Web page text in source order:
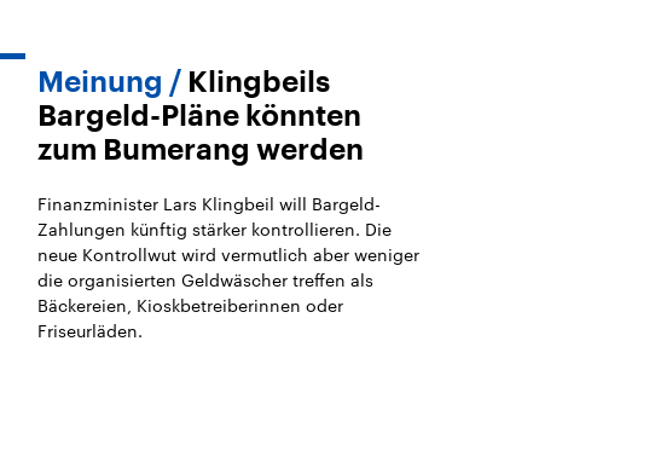
Meinung
Klingbeils
Bargeld-Pläne könnten
zum Bumerang werden
Finanzminister Lars Klingbeil will Bargeld-
Zahlungen künftig stärker kontrollieren. Die
neue Kontrollwut wird vermutlich aber weniger
die organisierten Geldwäscher treffen als
Bäckereien, Kioskbetreiberinnen oder
Friseurläden.